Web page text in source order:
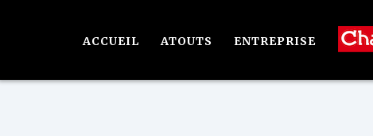
ACCUEIL ATOUTS ENTREPRISE